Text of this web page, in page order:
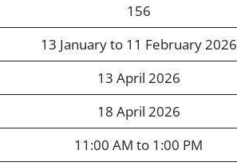
156
13 January to 11 February 2026
13 April 2026
18 April 2026
11:00 AM to 1:00 PM